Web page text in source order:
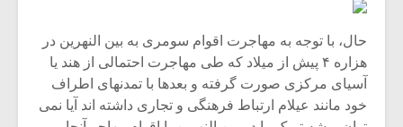
حال، با توجه به مهاجرت اقوام سومری به بین النهرین در
هزاره ۴ پیش از میلاد که طی مهاجرت احتمالی از هند یا
آسیای مرکزی صورت گرفته و بعدها با تمدنهای اطراف
خود مانند عیلام ارتباط فرهنگی و تجاری داشته اند آیا نمی